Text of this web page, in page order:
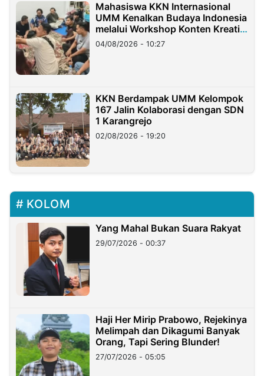
Mahasiswa KKN Internasional
UMM Kenalkan Budaya Indonesia
melalui Workshop Konten Kreatif
di Taiwan
04/08/2026 - 10:27
KKN Berdampak UMM Kelompok
167 Jalin Kolaborasi dengan SDN
1 Karangrejo
02/08/2026 - 19:20
KOLOM
Yang Mahal Bukan Suara Rakyat
29/07/2026 - 00:37
Haji Her Mirip Prabowo, Rejekinya
Melimpah dan Dikagumi Banyak
Orang, Tapi Sering Blunder!
27/07/2026 - 05:05